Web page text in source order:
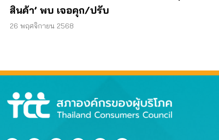
สินค้า’ พบ เจอคุก/ปรับ
26 พฤศจิกายน 2568